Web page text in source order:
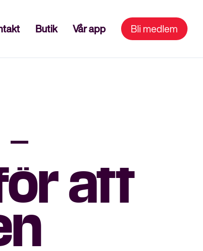
Butik Vår app Bli medlem
att